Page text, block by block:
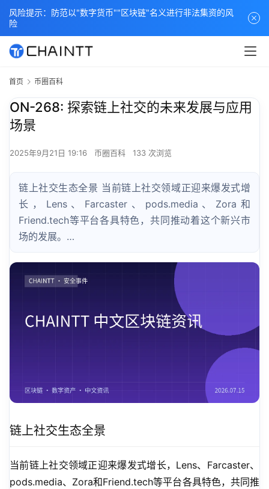
首页 币圈百科
ON-268: 探索链上社交的未来发展与应用
场景
2025年9月21日 19:16 币圈百科 133 次浏览
链上社交生态全景 当前链上社交领域正迎来爆发式增
长，Lens、Farcaster、pods.media、Zora和
Friend.tech等平台各具特色，共同推动着这个新兴市
场的发展。…
链上社交生态全景
当前链上社交领域正迎来爆发式增长，Lens、Farcaster、
pods.media、Zora和Friend.tech等平台各具特色，共同推
风险提示：防范以"数字货币""区块链"名义进行非法集资的风
险